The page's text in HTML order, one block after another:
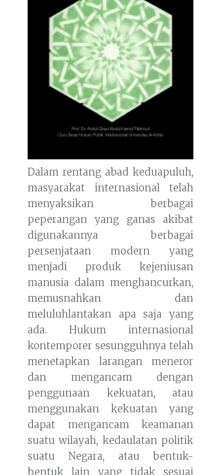
Dalam rentang abad keduapuluh,
masyarakat internasional telah
menyaksikan berbagai
peperangan yang ganas akibat
digunakannya berbagai
persenjataan modern yang
menjadi produk kejeniusan
manusia dalam menghancurkan,
memusnahkan dan
meluluhlantakan apa saja yang
ada. Hukum internasional
kontemporer sesungguhnya telah
menetapkan larangan meneror
dan mengancam dengan
penggunaan kekuatan, atau
menggunakan kekuatan yang
dapat mengancam keamanan
suatu wilayah, kedaulatan politik
suatu Negara, atau bentuk-
bentuk lain yang tidak sesuai